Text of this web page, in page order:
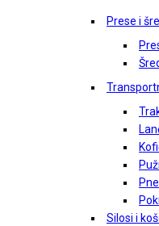
Prese i
Silosi i